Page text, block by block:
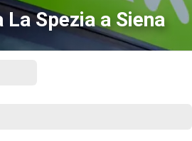
Spezia a Siena